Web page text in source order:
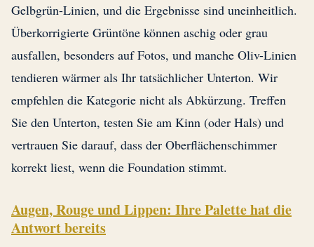
Gelbgrün-Linien, und die Ergebnisse sind uneinheitlich.
Überkorrigierte Grüntöne können aschig oder grau
ausfallen, besonders auf Fotos, und manche Oliv-Linien
tendieren wärmer als Ihr tatsächlicher Unterton. Wir
empfehlen die Kategorie nicht als Abkürzung. Treffen
Sie den Unterton, testen Sie am Kinn (oder Hals) und
vertrauen Sie darauf, dass der Oberflächenschimmer
korrekt liest, wenn die Foundation stimmt.
Augen, Rouge und Lippen: Ihre Palette hat die
Antwort bereits